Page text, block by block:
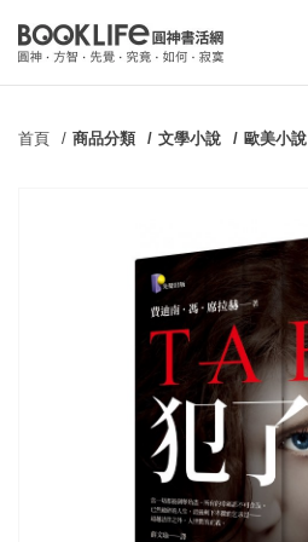
首頁 商品分類 文學小說 歐美小說